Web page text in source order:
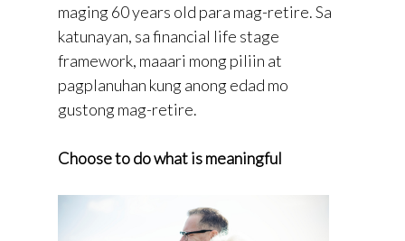
maging 60 years old para mag-retire. Sa
katunayan, sa financial life stage
framework, maaari mong piliin at
pagplanuhan kung anong edad mo
gustong mag-retire.
Choose to do what is meaningful